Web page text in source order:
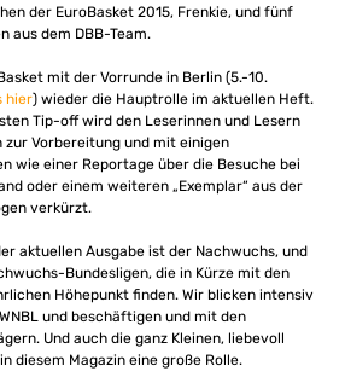
der EuroBasket 2015, Frenkie, und fünf
aus dem DBB-Team.
mit der Vorrunde in Berlin (5.-10.
hier) wieder die Hauptrolle im aktuellen Heft.
Tip-off wird den Leserinnen und Lesern
Vorbereitung und mit einigen
wie einer Reportage über die Besuche bei
oder einem weiteren „Exemplar“ aus der
verkürzt.
aktuellen Ausgabe ist der Nachwuchs, und
Bundesligen, die in Kürze mit den
Höhepunkt finden. Wir blicken intensiv
und beschäftigen und mit den
Und auch die ganz Kleinen, liebevoll
diesem Magazin eine große Rolle.